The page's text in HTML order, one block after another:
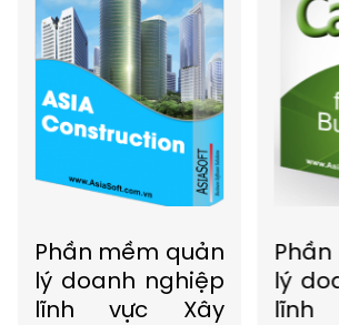
Phần mềm quản
lý doanh nghiệp
lĩnh vực Xây
lý
lĩnh